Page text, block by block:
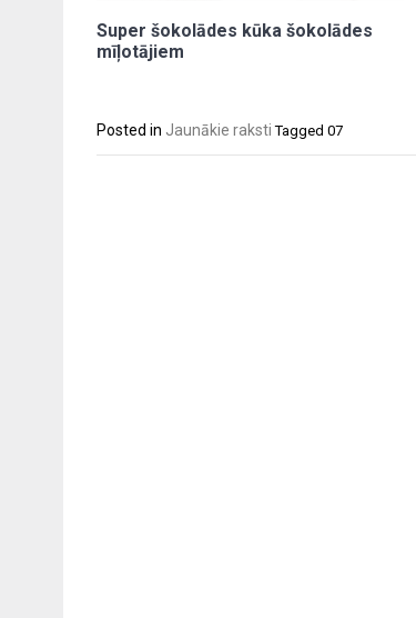
Super šokolādes kūka šokolādes
mīļotājiem
Posted in Jaunākie raksti Tagged 07